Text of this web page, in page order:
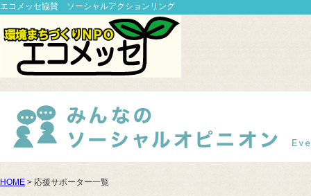
エコメッセ協賛 ソーシャルアクションリング
HOME > 応援サポーター一覧